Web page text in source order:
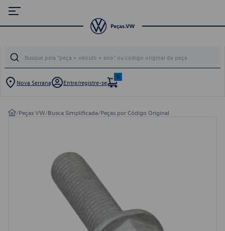
Nova Serrana Entre/registre-se
0
/Peças VW/Busca Simplificada/Peças por Código Original